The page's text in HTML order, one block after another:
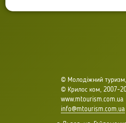
© Молодіжний
© Крилос ком, 2007-
www.mtourism.com.ua
info@mtourism.com.ua